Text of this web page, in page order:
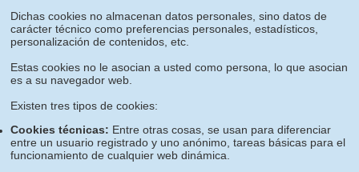
Dichas cookies no almacenan datos personales, sino datos de
carácter técnico como preferencias personales, estadísticos,
personalización de contenidos, etc.
Estas cookies no le asocian a usted como persona, lo que asocian
es a su navegador web.
Existen tres tipos de cookies:
Cookies técnicas: Entre otras cosas, se usan para diferenciar
entre un usuario registrado y uno anónimo, tareas básicas para el
funcionamiento de cualquier web dinámica.